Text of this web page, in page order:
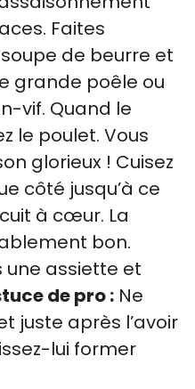
Faites
de beurre et
grande poêle ou
vif. Quand le
le poulet. Vous
glorieux ! Cuisez
côté jusqu’à ce
à cœur. La
bon.
une assiette et
de pro : Ne
juste après l’avoir
lui former